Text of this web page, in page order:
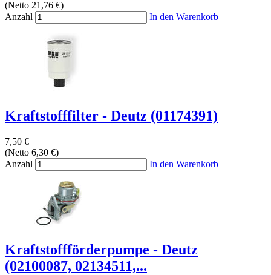
(Netto 21,76 €)
Anzahl
In den Warenkorb
Kraftstofffilter - Deutz (01174391)
7,50 €
(Netto 6,30 €)
Anzahl
In den Warenkorb
Kraftstoffförderpumpe - Deutz
(02100087, 02134511,...